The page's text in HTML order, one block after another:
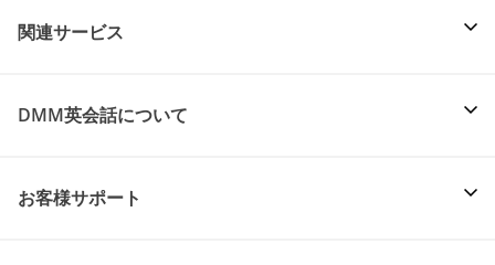
関連サービス
DMM英会話について
お客様サポート